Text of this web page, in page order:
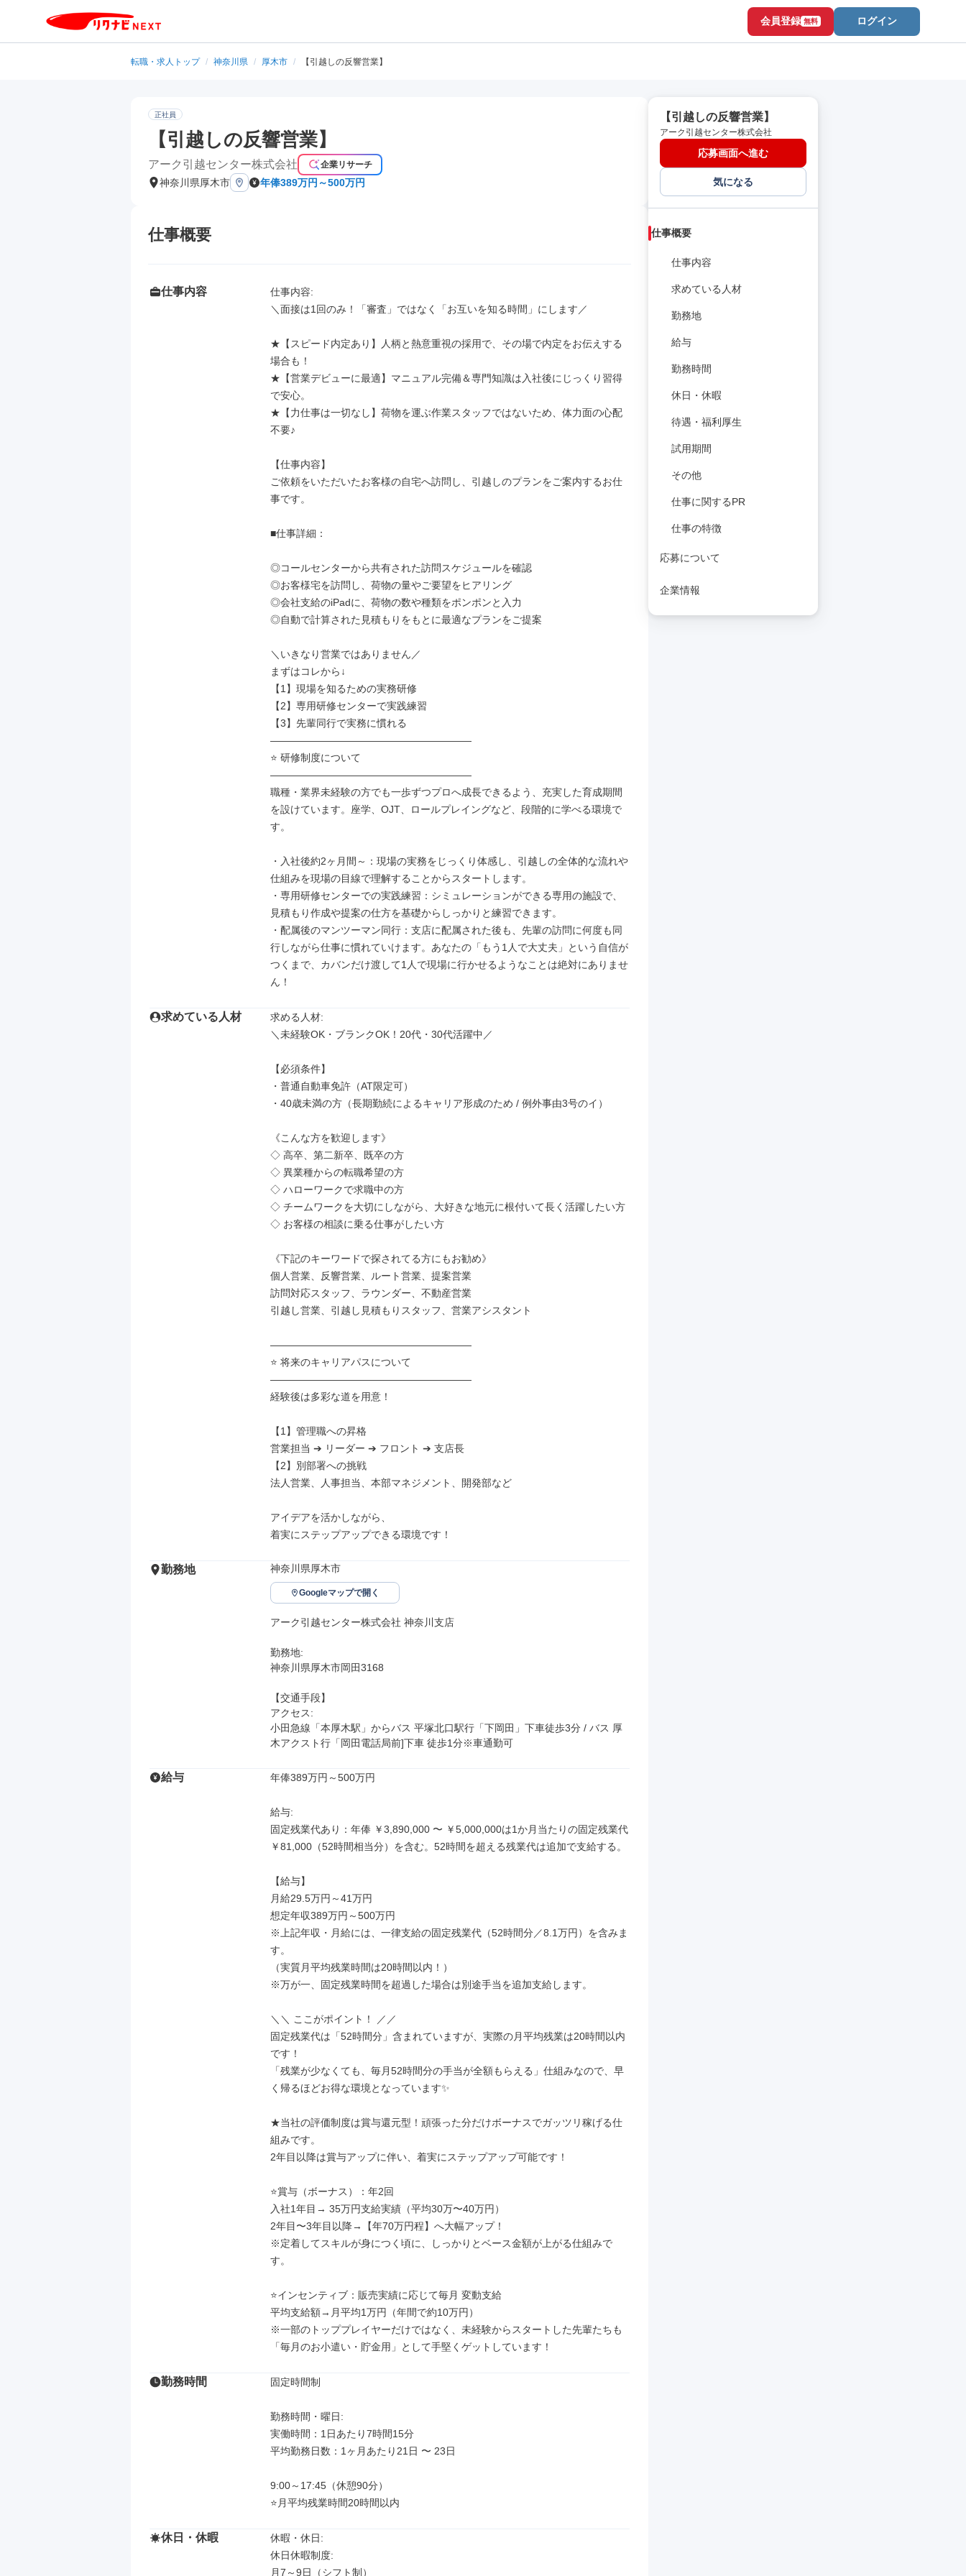
会員登録 無料 ログイン
転職・求人トップ / 神奈川県 / 厚木市 / 【引越しの反響営業】
正社員
【引越しの反響営業】
アーク引越センター株式会社 企業リサーチ
神奈川県厚木市 年俸389万円～500万円
仕事概要
仕事内容
仕事内容:
＼面接は1回のみ！「審査」ではなく「お互いを知る時間」にします／
★【スピード内定あり】人柄と熱意重視の採用で、その場で内定をお伝えする
場合も！
★【営業デビューに最適】マニュアル完備＆専門知識は入社後にじっくり習得
で安心。
★【力仕事は一切なし】荷物を運ぶ作業スタッフではないため、体力面の心配
不要♪
【仕事内容】
ご依頼をいただいたお客様の自宅へ訪問し、引越しのプランをご案内するお仕
事です。
■仕事詳細：
◎コールセンターから共有された訪問スケジュールを確認
◎お客様宅を訪問し、荷物の量やご要望をヒアリング
◎会社支給のiPadに、荷物の数や種類をポンポンと入力
◎自動で計算された見積もりをもとに最適なプランをご提案
＼いきなり営業ではありません／
まずはコレから↓
【1】現場を知るための実務研修
【2】専用研修センターで実践練習
【3】先輩同行で実務に慣れる
――――――――――――――――――――
⭐ 研修制度について
――――――――――――――――――――
職種・業界未経験の方でも一歩ずつプロへ成長できるよう、充実した育成期間
を設けています。座学、OJT、ロールプレイングなど、段階的に学べる環境で
す。
・入社後約2ヶ月間～：現場の実務をじっくり体感し、引越しの全体的な流れや
仕組みを現場の目線で理解することからスタートします。
・専用研修センターでの実践練習：シミュレーションができる専用の施設で、
見積もり作成や提案の仕方を基礎からしっかりと練習できます。
・配属後のマンツーマン同行：支店に配属された後も、先輩の訪問に何度も同
行しながら仕事に慣れていけます。あなたの「もう1人で大丈夫」という自信が
つくまで、カバンだけ渡して1人で現場に行かせるようなことは絶対にありませ
ん！
求めている人材
求める人材:
＼未経験OK・ブランクOK！20代・30代活躍中／
【必須条件】
・普通自動車免許（AT限定可）
・40歳未満の方（長期勤続によるキャリア形成のため / 例外事由3号のイ）
《こんな方を歓迎します》
◇ 高卒、第二新卒、既卒の方
◇ 異業種からの転職希望の方
◇ ハローワークで求職中の方
◇ チームワークを大切にしながら、大好きな地元に根付いて長く活躍したい方
◇ お客様の相談に乗る仕事がしたい方
《下記のキーワードで探されてる方にもお勧め》
個人営業、反響営業、ルート営業、提案営業
訪問対応スタッフ、ラウンダー、不動産営業
引越し営業、引越し見積もりスタッフ、営業アシスタント
――――――――――――――――――――
⭐ 将来のキャリアパスについて
――――――――――――――――――――
経験後は多彩な道を用意！
【1】管理職への昇格
営業担当 ➔ リーダー ➔ フロント ➔ 支店長
【2】別部署への挑戦
法人営業、人事担当、本部マネジメント、開発部など
アイデアを活かしながら、
着実にステップアップできる環境です！
勤務地 神奈川県厚木市
Googleマップで開く
アーク引越センター株式会社 神奈川支店
勤務地:
神奈川県厚木市岡田3168
【交通手段】
アクセス:
小田急線「本厚木駅」からバス 平塚北口駅行「下岡田」下車徒歩3分 / バス 厚
木アクスト行「岡田電話局前]下車 徒歩1分※車通勤可
給与 年俸389万円～500万円
給与:
固定残業代あり：年俸 ￥3,890,000 〜 ￥5,000,000は1か月当たりの固定残業代
￥81,000（52時間相当分）を含む。52時間を超える残業代は追加で支給する。
【給与】
月給29.5万円～41万円
想定年収389万円～500万円
※上記年収・月給には、一律支給の固定残業代（52時間分／8.1万円）を含みま
す。
（実質月平均残業時間は20時間以内！）
※万が一、固定残業時間を超過した場合は別途手当を追加支給します。
＼＼ ここがポイント！ ／／
固定残業代は「52時間分」含まれていますが、実際の月平均残業は20時間以内
です！
「残業が少なくても、毎月52時間分の手当が全額もらえる」仕組みなので、早
く帰るほどお得な環境となっています✨
★当社の評価制度は賞与還元型！頑張った分だけボーナスでガッツリ稼げる仕
組みです。
2年目以降は賞与アップに伴い、着実にステップアップ可能です！
⭐賞与（ボーナス）：年2回
入社1年目→ 35万円支給実績（平均30万〜40万円）
2年目〜3年目以降→【年70万円程】へ大幅アップ！
※定着してスキルが身につく頃に、しっかりとベース金額が上がる仕組みで
す。
⭐インセンティブ：販売実績に応じて毎月 変動支給
平均支給額→月平均1万円（年間で約10万円）
※一部のトッププレイヤーだけではなく、未経験からスタートした先輩たちも
「毎月のお小遣い・貯金用」として手堅くゲットしています！
勤務時間 固定時間制
勤務時間・曜日:
実働時間：1日あたり7時間15分
平均勤務日数：1ヶ月あたり21日 〜 23日
9:00～17:45（休憩90分）
⭐月平均残業時間20時間以内
休日・休暇
休暇・休日:
休日休暇制度:
月7～9日（シフト制）
【引越しの反響営業】
アーク引越センター株式会社
応募画面へ進む
気になる
仕事概要
仕事内容
求めている人材
勤務地
給与
勤務時間
休日・休暇
待遇・福利厚生
試用期間
その他
仕事に関するPR
仕事の特徴
応募について
企業情報